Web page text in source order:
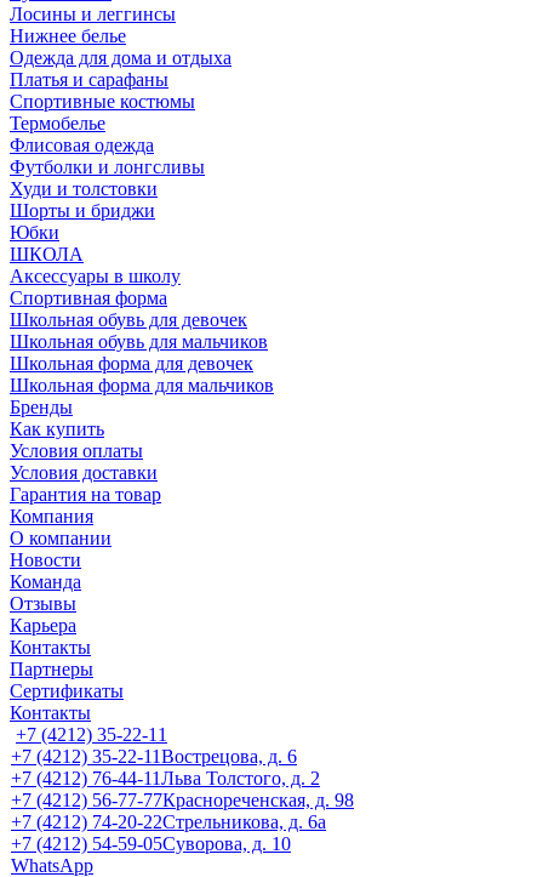
Лосины и леггинсы
Нижнее белье
Одежда для дома и отдыха
Платья и сарафаны
Спортивные костюмы
Термобелье
Флисовая одежда
Футболки и лонгсливы
Худи и толстовки
Шорты и бриджи
Юбки
ШКОЛА
Аксессуары в школу
Спортивная форма
Школьная обувь для девочек
Школьная обувь для мальчиков
Школьная форма для девочек
Школьная форма для мальчиков
Бренды
Как купить
Условия оплаты
Условия доставки
Гарантия на товар
Компания
О компании
Новости
Команда
Отзывы
Карьера
Контакты
Партнеры
Сертификаты
Контакты
+7 (4212) 35-22-11
+7 (4212) 35-22-11Вострецова, д. 6
+7 (4212) 76-44-11Льва Толстого, д. 2
+7 (4212) 56-77-77Краснореченская, д. 98
+7 (4212) 74-20-22Стрельникова, д. 6а
+7 (4212) 54-59-05Суворова, д. 10
WhatsApp